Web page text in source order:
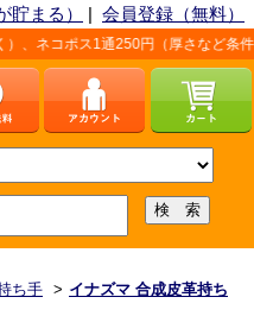
貯まる） | 会員登録（無料）
1通250円（厚さなど条件あり）。詳
ち手 > イナズマ 合成皮革持ち